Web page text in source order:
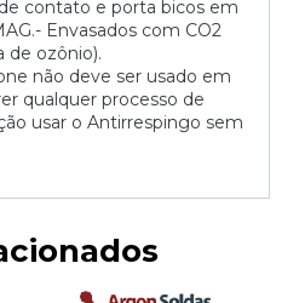
contato e porta bicos em
Envasados com CO2
de ozônio).
não deve ser usado em
qualquer processo de
usar o Antirrespingo sem